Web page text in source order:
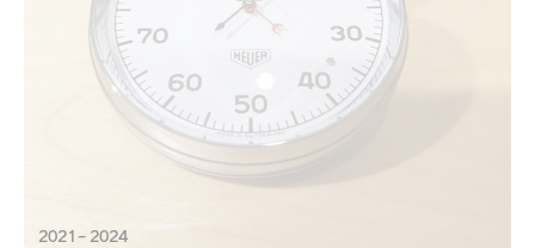
2021 – 2024